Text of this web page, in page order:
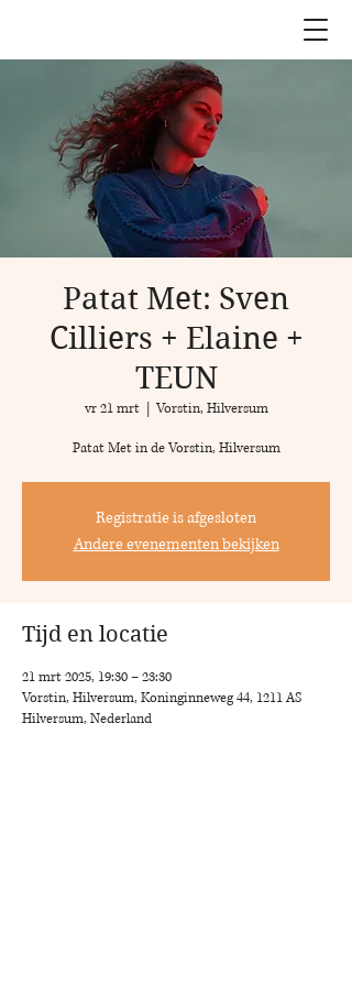
Patat Met: Sven
Cilliers + Elaine +
TEUN
vr 21 mrt
  |
Vorstin, Hilversum
Patat Met in de Vorstin, Hilversum
Registratie is afgesloten
Andere evenementen bekijken
Tijd en locatie
21 mrt 2025, 19:30 – 23:30
Vorstin, Hilversum, Koninginneweg 44, 1211 AS
Hilversum, Nederland